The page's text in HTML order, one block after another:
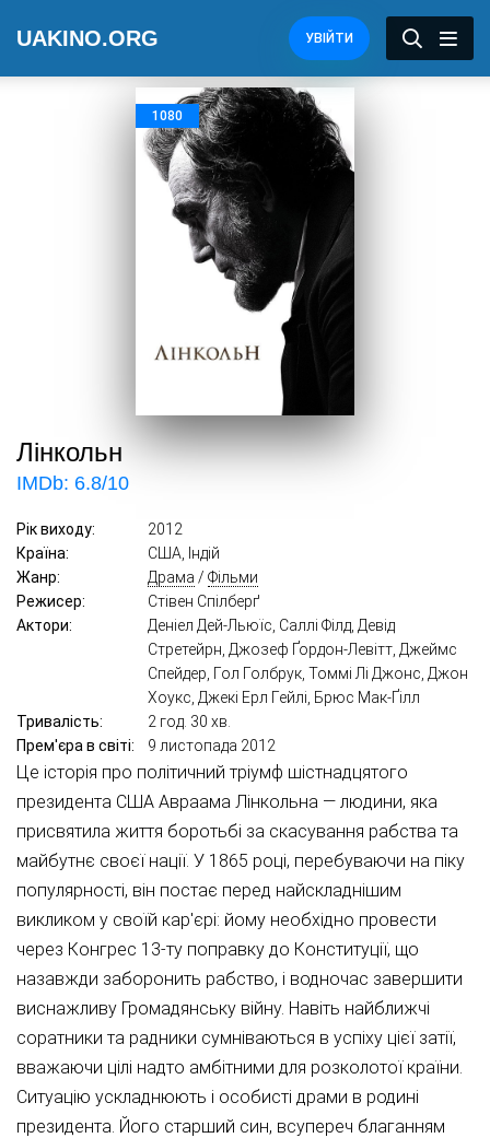
UAKINO.ORG УВІЙТИ
1080
Лінкольн
IMDb: 6.8/10
Рік виходу:
2012
Країна:
США, Індій
Жанр:
Драма / Фільми
Режисер:
Стівен Спілберґ
Актори:
Деніел Дей-Льюїс, Саллі Філд, Девід
Стретейрн, Джозеф Ґордон-Левітт, Джеймс
Спейдер, Гол Голбрук, Томмі Лі Джонс, Джон
Хоукс, Джекі Ерл Гейлі, Брюс Мак-Ґілл
Тривалість:
2 год. 30 хв.
Прем'єра в світі:
9 листопада 2012
Це історія про політичний тріумф шістнадцятого
президента США Авраама Лінкольна — людини, яка
присвятила життя боротьбі за скасування рабства та
майбутнє своєї нації. У 1865 році, перебуваючи на піку
популярності, він постає перед найскладнішим
викликом у своїй кар'єрі: йому необхідно провести
через Конгрес 13-ту поправку до Конституції, що
назавжди заборонить рабство, і водночас завершити
виснажливу Громадянську війну. Навіть найближчі
соратники та радники сумніваються в успіху цієї затії,
вважаючи цілі надто амбітними для розколотої країни.
Ситуацію ускладнюють і особисті драми в родині
президента. Його старший син, всупереч благанням